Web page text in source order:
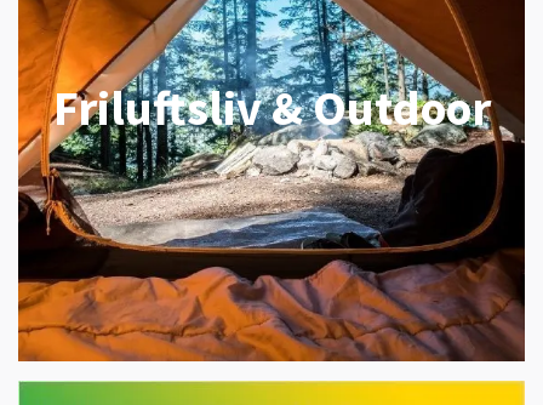
Friluftsliv & Outdoor